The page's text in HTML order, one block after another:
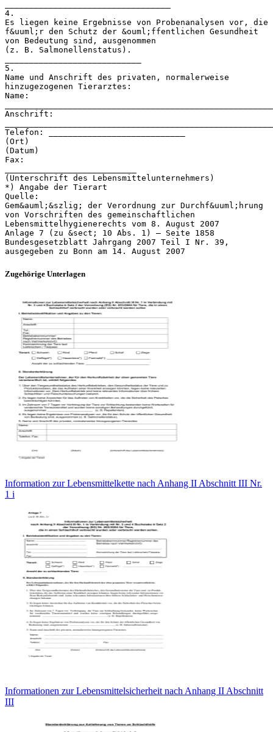
4.
Es liegen keine Ergebnisse von Probenanalysen vor, die
f&uuml;r den Schutz der &ouml;ffentlichen Gesundheit
von Bedeutung sind, ausgenommen
(z. B. Salmonellenstatus).
5.
Name und Anschrift des privaten, normalerweise
hinzugezogenen Tierarztes:
Name:
Anschrift:
Telefon: ____________________________
(Ort)
(Datum)
Fax:
(Unterschrift des Lebensmittelunternehmers)
*) Angabe der Tierart
Quelle:
Gem&auml;&szlig; der Verordnung zur Durchf&uuml;hrung
von Vorschriften des gemeinschaftlichen
Lebensmittelhygienerechts vom 8. August 2007
Anlage 7 (zu &sect; 10 Abs. 1) – Seite 1858
Bundesgesetzblatt Jahrgang 2007 Teil I Nr. 39,
Zugehörige Unterlagen
Information zur Lebensmittelkette nach Anhang II Abschnitt III Nr.
1 i
Informationen zur Lebensmittelsicherheit nach Anhang II Abschnitt
III